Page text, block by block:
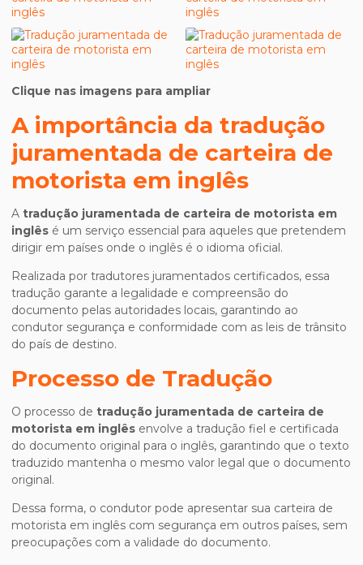
Clique nas imagens para ampliar
A importância da tradução
juramentada de carteira de
motorista em inglês
A tradução juramentada de carteira de motorista em
inglês é um serviço essencial para aqueles que pretendem
dirigir em países onde o inglês é o idioma oficial.
Realizada por tradutores juramentados certificados, essa
tradução garante a legalidade e compreensão do
documento pelas autoridades locais, garantindo ao
condutor segurança e conformidade com as leis de trânsito
do país de destino.
Processo de Tradução
O processo de tradução juramentada de carteira de
motorista em inglês envolve a tradução fiel e certificada
do documento original para o inglês, garantindo que o texto
traduzido mantenha o mesmo valor legal que o documento
original.
Dessa forma, o condutor pode apresentar sua carteira de
motorista em inglês com segurança em outros países, sem
preocupações com a validade do documento.